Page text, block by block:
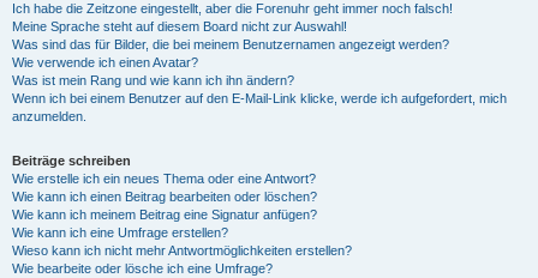
Ich habe die Zeitzone eingestellt, aber die Forenuhr geht immer noch falsch!
Meine Sprache steht auf diesem Board nicht zur Auswahl!
Was sind das für Bilder, die bei meinem Benutzernamen angezeigt werden?
Wie verwende ich einen Avatar?
Was ist mein Rang und wie kann ich ihn ändern?
Wenn ich bei einem Benutzer auf den E-Mail-Link klicke, werde ich aufgefordert, mich
anzumelden.
Beiträge schreiben
Wie erstelle ich ein neues Thema oder eine Antwort?
Wie kann ich einen Beitrag bearbeiten oder löschen?
Wie kann ich meinem Beitrag eine Signatur anfügen?
Wie kann ich eine Umfrage erstellen?
Wieso kann ich nicht mehr Antwortmöglichkeiten erstellen?
Wie bearbeite oder lösche ich eine Umfrage?